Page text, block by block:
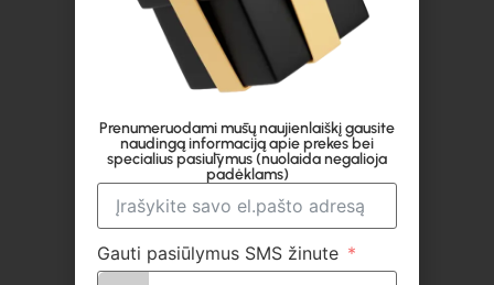
Prenumeruodami mūsų naujienlaiškį gausite
naudingą informaciją apie prekes bei
specialius pasiūlymus (nuolaida negalioja
padėklams)
Gauti pasiūlymus SMS žinute